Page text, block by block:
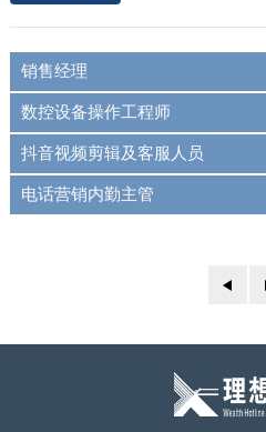
销售经理
数控设备操作工程师
抖音视频剪辑及客服人员
电话营销内勤主管